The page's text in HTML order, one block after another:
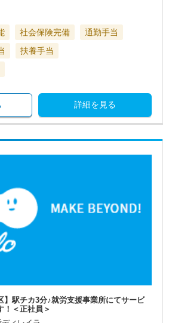
社会保険完備
通勤手当
扶養手当
詳細を見る
】駅チカ3分♪就労支援事業所にてサービ
！＜正社員＞